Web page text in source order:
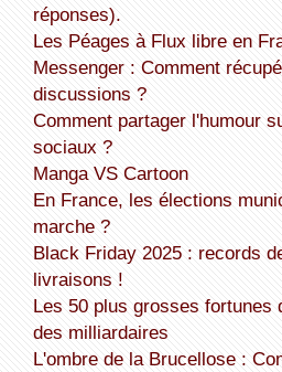
réponses).
Les Péages à Flux libre en
Messenger : Comment récupérer et lire toutes les
discussions ?
Comment partager l'humour sur les réseaux
sociaux ?
Manga VS Cartoon
En France, les élections municipales : comment ça
marche ?
Black Friday 2025 : records de ventes, chaos de
livraisons !
Les 50 plus grosses fortunes de France sont tous
des milliardaires
L'ombre de la Brucellose : Comment une bactérie